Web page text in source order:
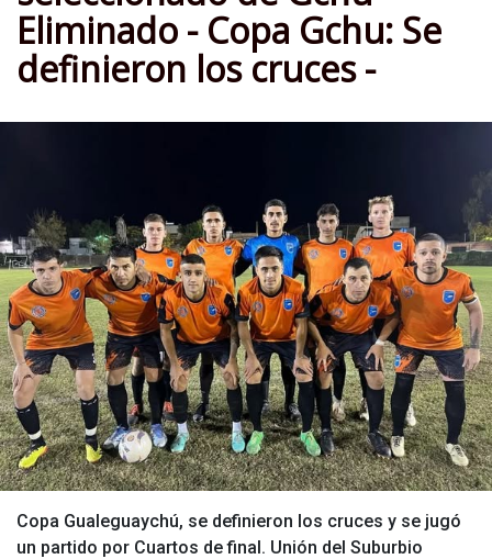
Eliminado - Copa Gchu: Se
definieron los cruces -
Copa Gualeguaychú, se definieron los cruces y se jugó
un partido por Cuartos de final. Unión del Suburbio